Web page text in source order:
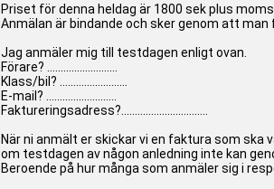
Priset för denna heldag är 1800 sek plus moms.
Anmälan är bindande och sker genom att man
Jag anmäler mig till testdagen enligt ovan.
Förare? ..........................
Klass/bil? .........................
E-mail? ..........................
Faktureringsadress?................................
När ni anmält er skickar vi en faktura som ska
om testdagen av någon anledning inte kan
Beroende på hur många som anmäler sig i